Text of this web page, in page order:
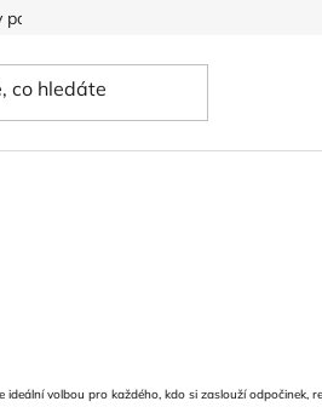
používání souborů cookies
volbou pro každého, kdo si zaslouží odpočinek,